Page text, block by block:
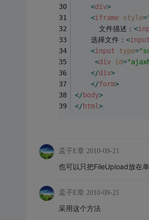
<div>
<iframe style=
      文件描述：
<
    选择文件：
<input
<input type=
<div id=
</div>
</form>
</body>
</html >
孟子E章 2010-09-21
也可以只把FileUpload放在
孟子E章 2010-09-21
采用这个方法